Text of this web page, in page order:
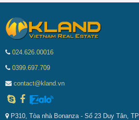
024.626.00016
0399.697.709
contact@kland.vn
P310, Tòa nhà Bonanza - Số 23 Duy Tân,